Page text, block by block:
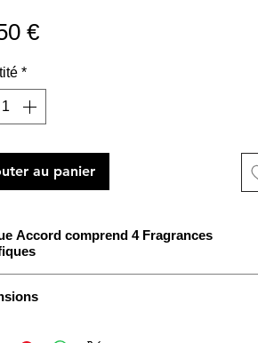
€Prix
*
au panier
Accord comprend 4 Fragrances
Floral - Chêvrefeuille - Rose - Santal